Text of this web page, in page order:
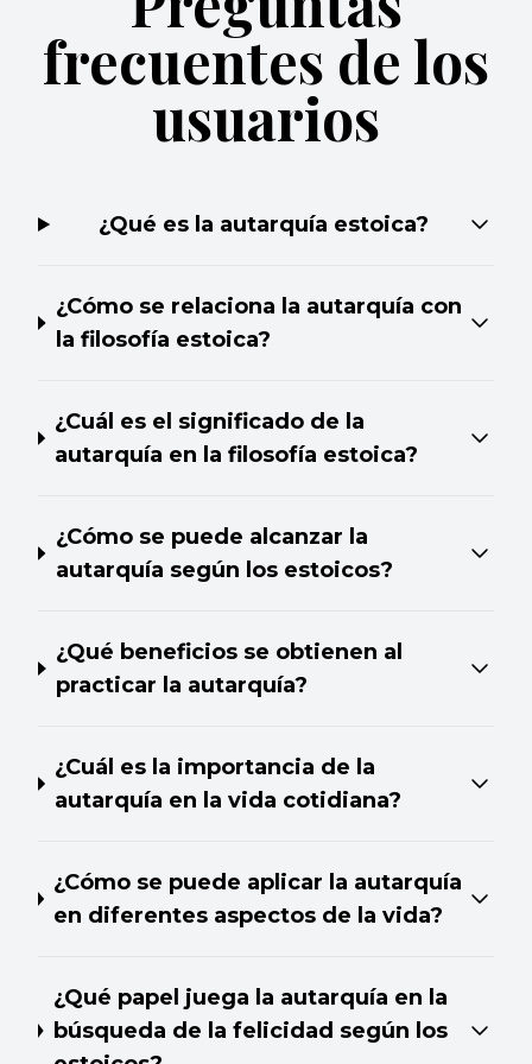
frecuentes de los
usuarios
¿Qué es la autarquía estoica?
¿Cómo se relaciona la autarquía con
la filosofía estoica?
¿Cuál es el significado de la
autarquía en la filosofía estoica?
¿Cómo se puede alcanzar la
autarquía según los estoicos?
¿Qué beneficios se obtienen al
practicar la autarquía?
¿Cuál es la importancia de la
autarquía en la vida cotidiana?
¿Cómo se puede aplicar la autarquía
en diferentes aspectos de la vida?
¿Qué papel juega la autarquía en la
búsqueda de la felicidad según los